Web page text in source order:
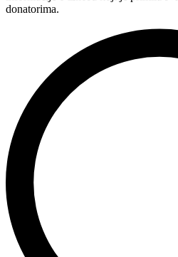
donatorima.